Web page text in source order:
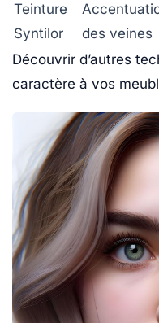
Teinture
Syntilor
des veines
Découvrir d’autres
caractère à vos